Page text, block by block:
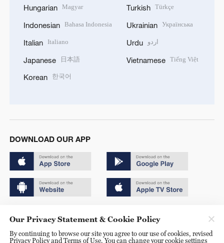
Hungarian Magyar
Indonesian Bahasa Indonesia
Italian Italiano
Japanese 日本語
Korean 한국어
Turkish Türkçe
Ukrainian Українська
Urdu اردو
Vietnamese Tiếng Việt
DOWNLOAD OUR APP
京ICP备20000184号
Our Privacy Statement & Cookie Policy
By continuing to browse our site you agree to our use of cookies, revised
Privacy Policy and Terms of Use. You can change your cookie settings